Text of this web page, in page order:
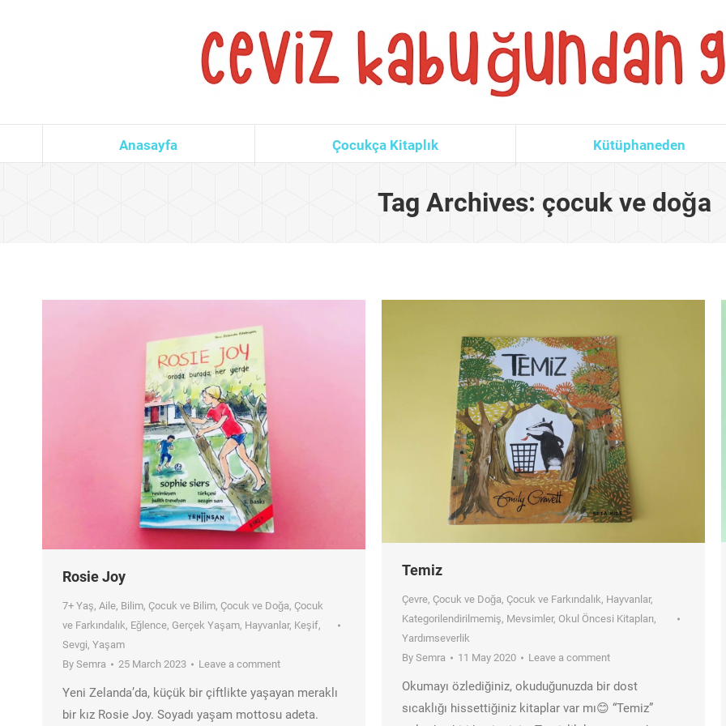
Anasayfa Çocukça Kitaplık Kütüphaneden
Tag Archives: çocuk ve doğa
Rosie Joy
7+ Yaş, Aile, Bilim, Çocuk ve Bilim, Çocuk ve Doğa, Çocuk
ve Farkındalık, Eğlence, Gerçek Yaşam, Hayvanlar, Keşif,
Sevgi, Yaşam
By Semra 25 March 2023 Leave a comment
Yeni Zelanda’da, küçük bir çiftlikte yaşayan meraklı
bir kız Rosie Joy. Soyadı yaşam mottosu adeta.
Temiz
Çevre, Çocuk ve Doğa, Çocuk ve Farkındalık, Hayvanlar,
Kategorilendirilmemiş, Mevsimler, Okul Öncesi Kitapları,
Yardımseverlik
By Semra 11 May 2020 Leave a comment
Okumayı özlediğiniz, okuduğunuzda bir dost
sıcaklığı hissettiğiniz kitaplar var mı😊 “Temiz”